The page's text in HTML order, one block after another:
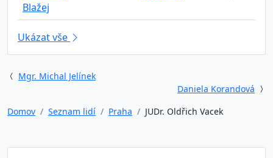
Blažej
Ukázat vše
Mgr. Michal Jelínek
Daniela Korandová
Domov
Seznam lidí Praha JUDr. Oldřich Vacek